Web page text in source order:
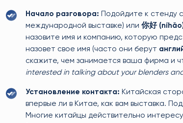
Начало разговора: Подойдите к стенду
международной выставке) или 你好
назовите имя и компанию, которую
назовет свое имя (часто они берут
скажите, чем занимается ваша фирма и
interested in talking about your blenders
Установление контакта: Китайская
впервые ли в Китае, как вам выставка.
Многие китайцы действительно